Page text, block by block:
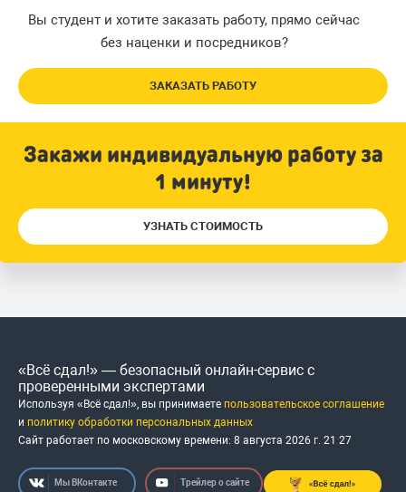
Вы студент и хотите заказать работу, прямо сейчас
без наценки и посредников?
ЗАКАЗАТЬ РАБОТУ
Закажи индивидуальную работу за
1 минуту!
УЗНАТЬ СТОИМОСТЬ
«Всё сдал!» — безопасный онлайн-сервис с
проверенными экспертами
Используя «Всё сдал!», вы принимаете пользовательское соглашение
и политику обработки персональных данных
Сайт работает по московскому времени: 8 августа 2026 г. 21 27
Мы ВКонтакте Трейлер о сайте